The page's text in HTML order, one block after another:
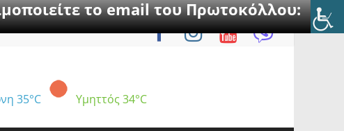
το email του Πρωτοκόλλου:
35°C Υμηττός 34°C